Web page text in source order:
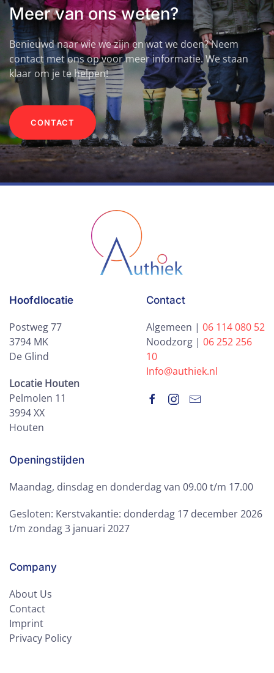
Meer van ons weten?
Benieuwd naar wie we zijn en wat we doen? Neem
contact met ons op voor meer informatie. We staan
klaar om je te helpen!
CONTACT
Hoofdlocatie
Postweg 77
3794 MK
De Glind
Locatie Houten
Pelmolen 11
3994 XX
Houten
Contact
Algemeen | 06 114 080 52
Noodzorg | 06 252 256
10
Info@authiek.nl
Openingstijden
Maandag, dinsdag en donderdag van 09.00 t/m 17.00
Gesloten: Kerstvakantie: donderdag 17 december 2026
t/m zondag 3 januari 2027
Company
About Us
Contact
Imprint
Privacy Policy